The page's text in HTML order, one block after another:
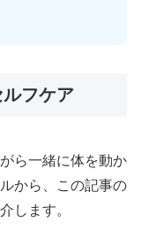
フケア
ら一緒に体を動か
から、この記事の
します。